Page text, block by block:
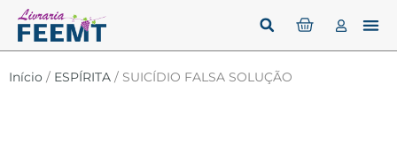
Início / ESPÍRITA / SUICÍDIO FALSA SOLUÇÃO